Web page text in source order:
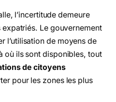
l’incertitude demeure
expatriés. Le gouvernement
l’utilisation de moyens de
où ils sont disponibles, tout
de citoyens
pour les zones les plus